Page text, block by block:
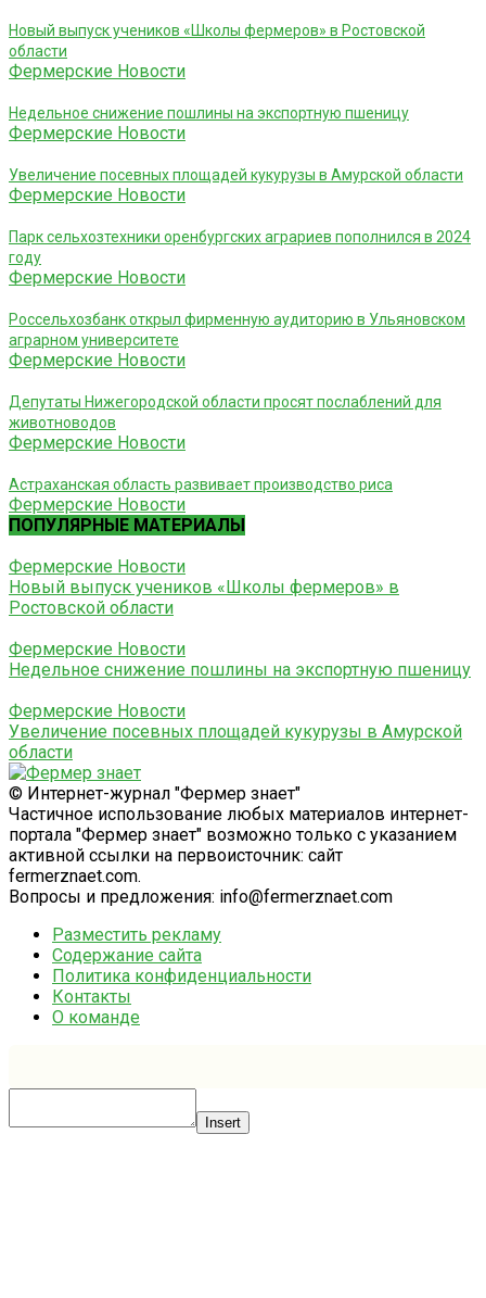
Новый выпуск учеников «Школы фермеров» в Ростовской
области
Фермерские Новости
Недельное снижение пошлины на экспортную пшеницу
Фермерские Новости
Увеличение посевных площадей кукурузы в Амурской области
Фермерские Новости
Парк сельхозтехники оренбургских аграриев пополнился в 2024
году
Фермерские Новости
Россельхозбанк открыл фирменную аудиторию в Ульяновском
аграрном университете
Фермерские Новости
Депутаты Нижегородской области просят послаблений для
животноводов
Фермерские Новости
Астраханская область развивает производство риса
Фермерские Новости
ПОПУЛЯРНЫЕ МАТЕРИАЛЫ
Фермерские Новости
Новый выпуск учеников «Школы фермеров» в
Ростовской области
Фермерские Новости
Недельное снижение пошлины на экспортную пшеницу
Фермерские Новости
Увеличение посевных площадей кукурузы в Амурской
области
© Интернет-журнал "Фермер знает"
Частичное использование любых материалов интернет-
портала "Фермер знает" возможно только с указанием
активной ссылки на первоисточник: сайт
fermerznaet.com.
Вопросы и предложения: info@fermerznaet.com
Разместить рекламу
Содержание сайта
Политика конфиденциальности
Контакты
О команде
Insert